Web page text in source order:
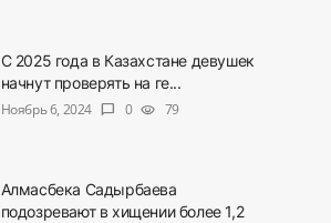
С 2025 года в Казахстане девушек
начнут проверять на ге...
Ноябрь 6, 2024
chat_bubble 0 visibility 79
Алмасбека Садырбаева
подозревают в хищении более 1,2